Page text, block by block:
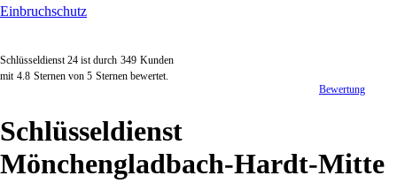
Einbruchschutz
Schlüsseldienst 24 ist durch 349 Kunden
mit 4.8 Sternen von 5 Sternen bewertet.
Bewertung
Schlüsseldienst
Mönchengladbach-Hardt-Mitte